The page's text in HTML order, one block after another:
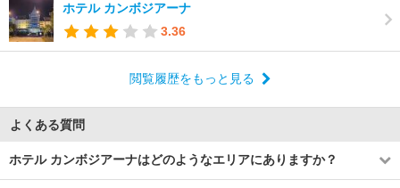
ホテル カンボジアーナ
3.36
閲覧履歴をもっと見る
よくある質問
ホテル カンボジアーナはどのようなエリアにありますか？